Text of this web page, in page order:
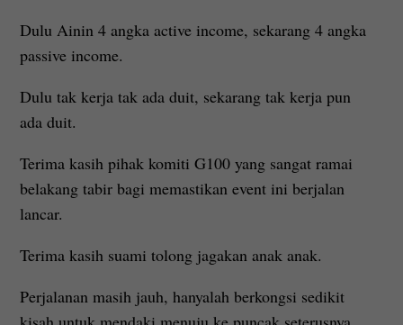
Dulu Ainin 4 angka active income, sekarang 4 angka
passive income.
Dulu tak kerja tak ada duit, sekarang tak kerja pun
ada duit.
Terima kasih pihak komiti G100 yang sangat ramai
belakang tabir bagi memastikan event ini berjalan
lancar.
Terima kasih suami tolong jagakan anak anak.
Perjalanan masih jauh, hanyalah berkongsi sedikit